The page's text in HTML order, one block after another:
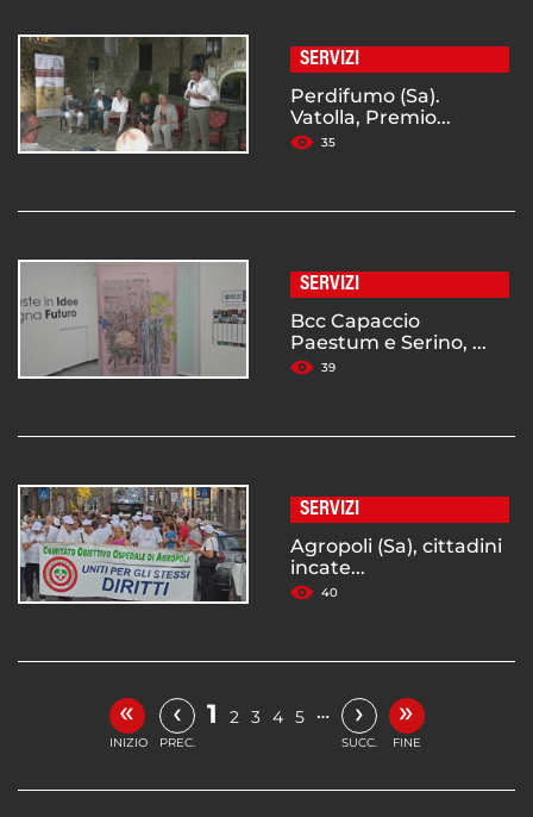
SERVIZI
Perdifumo (Sa).
Vatolla, Premio...
35
SERVIZI
Bcc Capaccio
Paestum e Serino, ...
39
SERVIZI
Agropoli (Sa), cittadini
incate...
40
«
INIZIO
‹
PREC.
1 2 3 4 5 … ›
SUCC.
»
FINE